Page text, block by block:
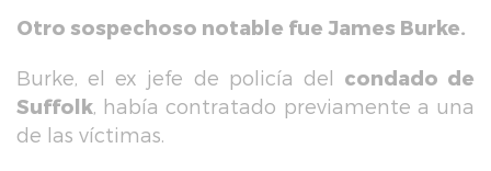
Otro sospechoso notable fue James Burke.
Burke, el ex jefe de policía del condado de
Suffolk, había contratado previamente a una
de las víctimas.